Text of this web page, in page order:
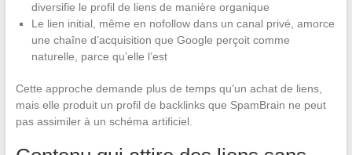
diversifie le profil de liens de manière organique
Le lien initial, même en nofollow dans un canal privé, amorce
une chaîne d’acquisition que Google perçoit comme
naturelle, parce qu’elle l’est
Cette approche demande plus de temps qu’un achat de liens,
mais elle produit un profil de backlinks que SpamBrain ne peut
pas assimiler à un schéma artificiel.